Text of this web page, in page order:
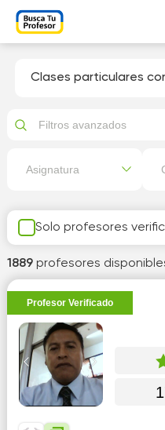
Clases particulares
Solo profesores
1889 profesores
Profesor Verificado
Filtros avanzados
Asignatura